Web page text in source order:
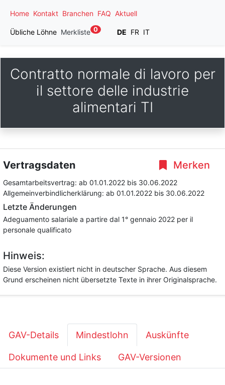
Home Kontakt Branchen FAQ Aktuell
Übliche Löhne Merkliste 0 DE FR IT
Contratto normale di lavoro per
il settore delle industrie
alimentari TI
Merken
Vertragsdaten
Gesamtarbeitsvertrag: ab 01.01.2022 bis 30.06.2022
Allgemeinverbindlicherklärung: ab 01.01.2022 bis 30.06.2022
Letzte Änderungen
Adeguamento salariale a partire dal 1° gennaio 2022 per il
personale qualificato
Hinweis:
Diese Version existiert nicht in deutscher Sprache. Aus diesem
Grund erscheinen nicht übersetzte Texte in ihrer Originalsprache.
GAV-Details Mindestlohn Auskünfte
Dokumente und Links GAV-Versionen